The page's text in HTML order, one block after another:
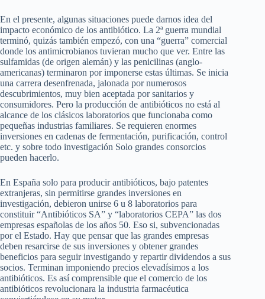
En el presente, algunas situaciones puede darnos idea del
impacto económico de los antibiótico. La 2ª guerra mundial
terminó, quizás también empezó, con una “guerra” comercial
donde los antimicrobianos tuvieran mucho que ver. Entre las
sulfamidas (de origen alemán) y las penicilinas (anglo-
americanas) terminaron por imponerse estas últimas. Se inicia
una carrera desenfrenada, jalonada por numerosos
descubrimientos, muy bien aceptada por sanitarios y
consumidores. Pero la producción de antibióticos no está al
alcance de los clásicos laboratorios que funcionaba como
pequeñas industrias familiares. Se requieren enormes
inversiones en cadenas de fermentación, purificación, control
etc. y sobre todo investigación Solo grandes consorcios
pueden hacerlo.
En España solo para producir antibióticos, bajo patentes
extranjeras, sin permitirse grandes inversiones en
investigación, debieron unirse 6 u 8 laboratorios para
constituir “Antibióticos SA” y “laboratorios CEPA” las dos
empresas españolas de los años 50. Eso si, subvencionadas
por el Estado. Hay que pensar que las grandes empresas
deben resarcirse de sus inversiones y obtener grandes
beneficios para seguir investigando y repartir dividendos a sus
socios. Terminan imponiendo precios elevadísimos a los
antibióticos. Es así comprensible que el comercio de los
antibióticos revolucionara la industria farmacéutica